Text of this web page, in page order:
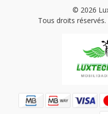
© 2026
Tous droits réservés.